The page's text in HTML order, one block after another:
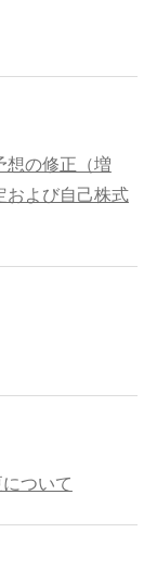
想の修正（増
および自己株式
ついて